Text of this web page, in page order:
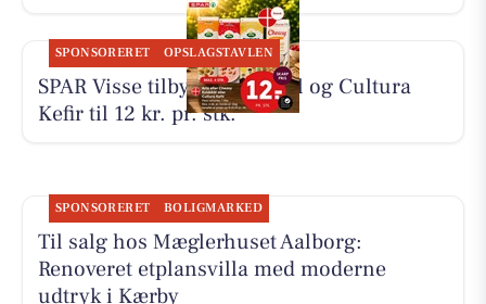
SPONSORERET OPSLAGSTAVLEN
SPAR Visse tilbyder koldskål og Cultura
Kefir til 12 kr. pr. stk.
SPONSORERET BOLIGMARKED
Til salg hos Mæglerhuset Aalborg:
Renoveret etplansvilla med moderne
udtryk i Kærby